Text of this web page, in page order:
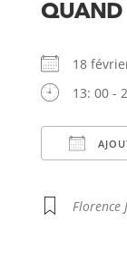
QUAND
18
13: 00 -
Florence